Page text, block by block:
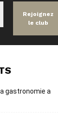
gastronomie a